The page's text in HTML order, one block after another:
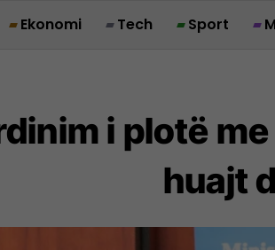
Ekonomi Tech Sport
i plotë
huajt